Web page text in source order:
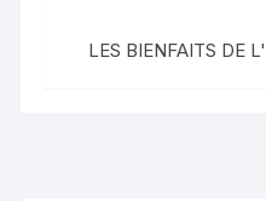
LES BIENFAITS DE